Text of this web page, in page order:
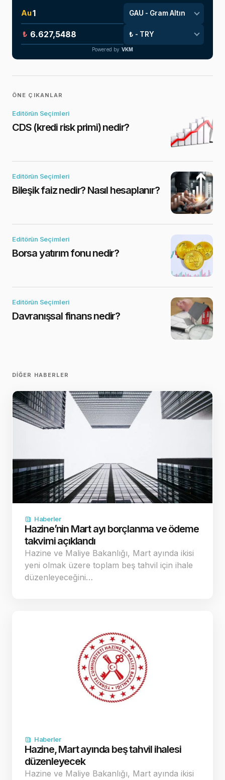
Au
₺
Powered by VKM
ÖNE ÇIKANLAR
Editörün Seçimleri
CDS (kredi risk primi) nedir?
Editörün Seçimleri
Bileşik faiz nedir? Nasıl hesaplanır?
Editörün Seçimleri
Borsa yatırım fonu nedir?
Editörün Seçimleri
Davranışsal finans nedir?
DIĞER HABERLER
Haberler
Hazine’nin Mart ayı borçlanma ve ödeme
takvimi açıklandı
Hazine ve Maliye Bakanlığı, Mart ayında ikisi
yeni olmak üzere toplam beş tahvil için ihale
düzenleyeceğini…
Haberler
Hazine, Mart ayında beş tahvil ihalesi
düzenleyecek
Hazine ve Maliye Bakanlığı, Mart ayında ikisi